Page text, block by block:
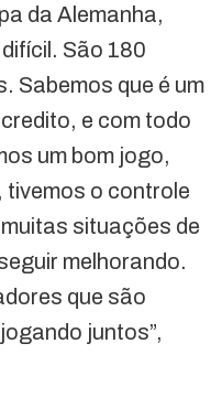
da Alemanha,
São 180
Sabemos que é um
e com todo
um bom jogo,
o controle
situações de
melhorando.
que são
juntos”,